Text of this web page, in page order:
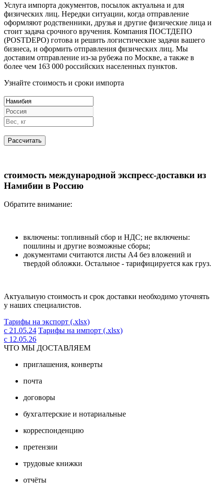
Услуга импорта документов, посылок актуальна и для
физических лиц. Нередки ситуации, когда отправление
оформляют родственники, друзья и другие физические лица и
стоит задача срочного вручения. Компания ПОСТДЕПО
(POSTDEPO) готова и решить логистические задачи вашего
бизнеса, и оформить отправления физических лиц. Мы
доставим отправление из-за рубежа по Москве, а также в
более чем 163 000 российских населенных пунктов.
Узнайте стоимость и сроки импорта
стоимость международной экспресс-доставки из
Намибии в Россию
Обратите внимание:
включены: топливный сбор и НДС; не включены:
пошлины и другие возможные сборы;
документами считаются листы А4 без вложений и
твердой обложки. Остальное - тарифицируется как груз.
Актуальную стоимость и срок доставки необходимо уточнять
у наших специалистов.
Тарифы на экспорт (.xlsx)
с 21.05.24 Тарифы на импорт (.xlsx)
с 12.05.26
ЧТО МЫ ДОСТАВЛЯЕМ
приглашения, конверты
почта
договоры
бухгалтерские и нотариальные
корреспонденцию
претензии
трудовые книжки
отчёты